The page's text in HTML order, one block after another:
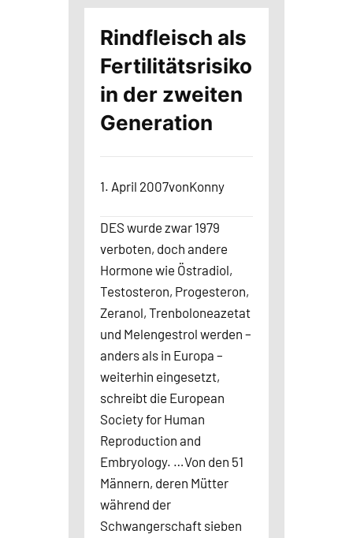
Rindfleisch als
Fertilitätsrisiko
in der zweiten
Generation
1. April 2007vonKonny
DES wurde zwar 1979
verboten, doch andere
Hormone wie Östradiol,
Testosteron, Progesteron,
Zeranol, Trenboloneazetat
und Melengestrol werden –
anders als in Europa –
weiterhin eingesetzt,
schreibt die European
Society for Human
Reproduction and
Embryology. …Von den 51
Männern, deren Mütter
während der
Schwangerschaft sieben